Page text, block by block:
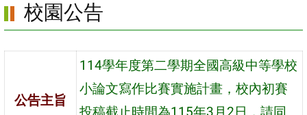
校園公告
公告主旨
114學年度第二學期全國高級中等學校
小論文寫作比賽實施計畫，校內初賽
投稿截止時間為115年3月2日，請同